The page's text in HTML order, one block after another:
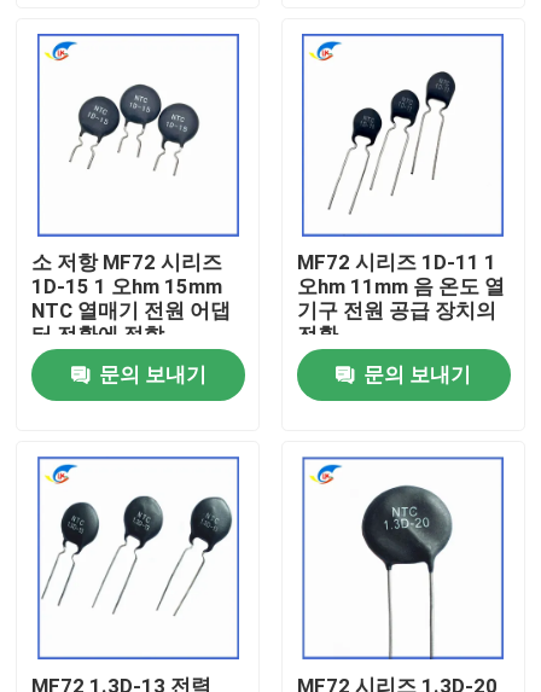
제품
비디오
공장 투어
품질 관리
뉴스
사건
PTC 서미스터
소 저항 MF72 시리즈
1D-15 1 오hm 15mm
NTC 열매기 전원 어댑
터 전환에 적합
문의 보내기
MF72 시리즈 1D-11 1
오hm 11mm 음 온도 열
기구 전원 공급 장치의
전환
문의 보내기
MF72 1.3D-13 전력 MF72 시리즈 1.3D-20